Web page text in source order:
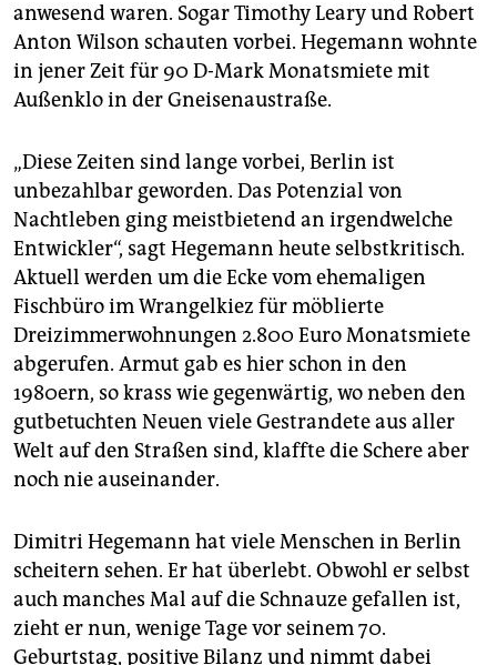
anwesend waren. Sogar Timothy Leary und Robert
Anton Wilson schauten vorbei. Hegemann wohnte
in jener Zeit für 90 D-Mark Monatsmiete mit
Außenklo in der Gneisenaustraße.
„Diese Zeiten sind lange vorbei, Berlin ist
unbezahlbar geworden. Das Potenzial von
Nachtleben ging meistbietend an irgendwelche
Entwickler“, sagt Hegemann heute selbstkritisch.
Aktuell werden um die Ecke vom ehemaligen
Fischbüro im Wrangelkiez für möblierte
Dreizimmerwohnungen 2.800 Euro Monatsmiete
abgerufen. Armut gab es hier schon in den
1980ern, so krass wie gegenwärtig, wo neben den
gutbetuchten Neuen viele Gestrandete aus aller
Welt auf den Straßen sind, klaffte die Schere aber
noch nie auseinander.
Dimitri Hegemann hat viele Menschen in Berlin
scheitern sehen. Er hat überlebt. Obwohl er selbst
auch manches Mal auf die Schnauze gefallen ist,
zieht er nun, wenige Tage vor seinem 70.
Geburtstag, positive Bilanz und nimmt dabei